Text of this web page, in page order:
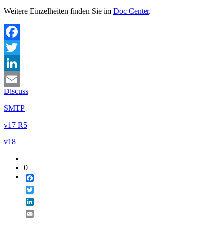
Weitere Einzelheiten finden Sie im Doc Center.
Facebook
Twitter
LinkedIn
Email
Discuss
SMTP
v17 R5
v18
0